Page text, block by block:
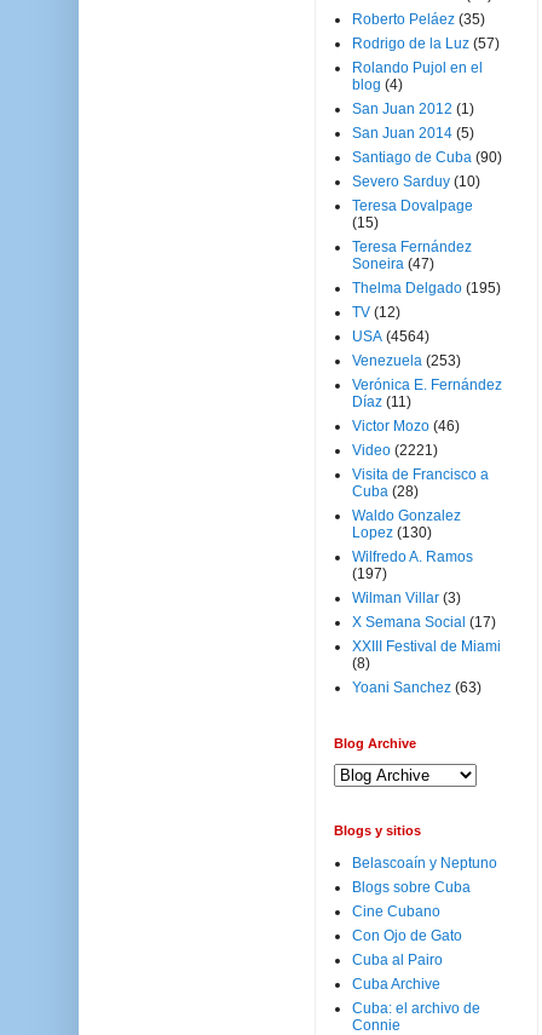
Roberto Peláez (35)
Rodrigo de la Luz (57)
Rolando Pujol en el
blog (4)
San Juan 2012 (1)
San Juan 2014 (5)
Santiago de Cuba (90)
Severo Sarduy (10)
Teresa Dovalpage
(15)
Teresa Fernández
Soneira (47)
Thelma Delgado (195)
TV (12)
USA (4564)
Venezuela (253)
Verónica E. Fernández
Díaz (11)
Victor Mozo (46)
Video (2221)
Visita de Francisco a
Cuba (28)
Waldo Gonzalez
Lopez (130)
Wilfredo A. Ramos
(197)
Wilman Villar (3)
X Semana Social (17)
XXIII Festival de Miami
(8)
Yoani Sanchez (63)
Blog Archive
Blogs y sitios
Belascoaín y Neptuno
Blogs sobre Cuba
Cine Cubano
Con Ojo de Gato
Cuba al Pairo
Cuba Archive
Cuba: el archivo de
Connie